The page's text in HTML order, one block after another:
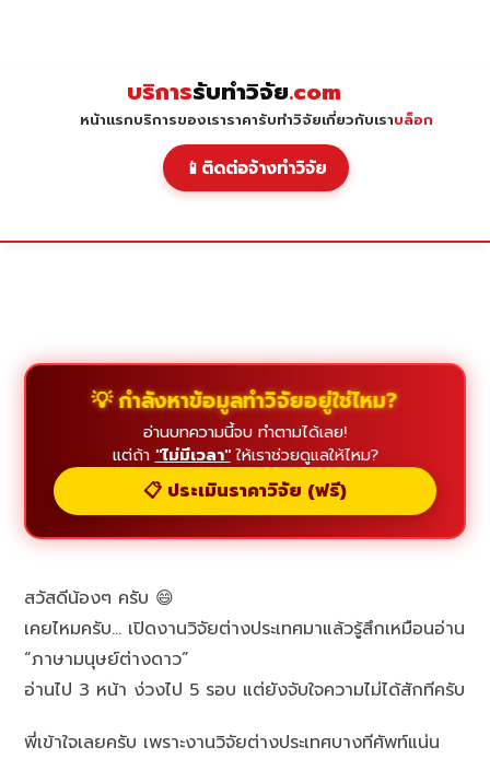
บริการรับทำวิจัย.com
หน้าแรกบริการของเราราคารับทำวิจัยเกี่ยวกับเราบล็อก
📱 ติดต่อจ้างทำวิจัย
💡 กำลังหาข้อมูลทำวิจัยอยู่ใช่ไหม?
อ่านบทความนี้จบ ทำตามได้เลย!
แต่ถ้า "ไม่มีเวลา"ให้เราช่วยดูแลให้ไหม?
📋 ประเมินราคาวิจัย (ฟรี)
สวัสดีน้องๆ ครับ 😄
เคยไหมครับ… เปิดงานวิจัยต่างประเทศมาแล้วรู้สึกเหมือนอ่าน
“ภาษามนุษย์ต่างดาว”
อ่านไป 3 หน้า ง่วงไป 5 รอบ แต่ยังจับใจความไม่ได้สักทีครับ
พี่เข้าใจเลยครับ เพราะงานวิจัยต่างประเทศบางทีศัพท์แน่น